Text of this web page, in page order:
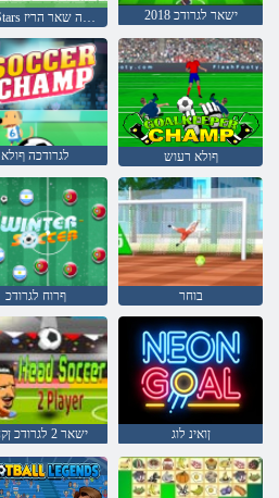
2018 ישאר לגרודכ
לגרודכה ףולא ףולא רעוש
ףרוח לגרודכ בוחר
ישאר 2 לגרודכ ןקחש ןואינ לוג